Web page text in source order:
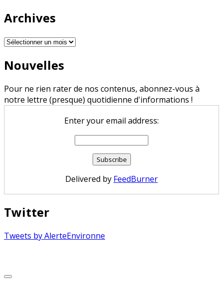
Archives
Archives
Nouvelles
Pour ne rien rater de nos contenus, abonnez-vous à
notre lettre (presque) quotidienne d'informations !
Enter your email address:
Delivered by FeedBurner
Twitter
Tweets by AlerteEnvironne
Scroll